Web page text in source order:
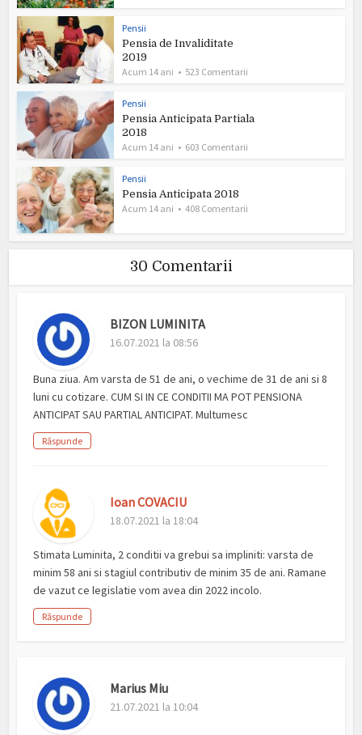
Pensii
Pensia de Invaliditate
2019
Acum 14 ani
523 Comentarii
Pensii
Pensia Anticipata Partiala
2018
Acum 14 ani
603 Comentarii
Pensii
Pensia Anticipata 2018
Acum 14 ani
408 Comentarii
30 Comentarii
BIZON LUMINITA
16.07.2021 la 08:56
Buna ziua. Am varsta de 51 de ani, o vechime de 31 de ani si 8
luni cu cotizare. CUM SI IN CE CONDITII MA POT PENSIONA
ANTICIPAT SAU PARTIAL ANTICIPAT. Multumesc
Răspunde
Ioan COVACIU
18.07.2021 la 18:04
Stimata Luminita, 2 conditii va grebui sa impliniti: varsta de
minim 58 ani si stagiul contributiv de minim 35 de ani. Ramane
de vazut ce legislatie vom avea din 2022 incolo.
Răspunde
Marius Miu
21.07.2021 la 10:04